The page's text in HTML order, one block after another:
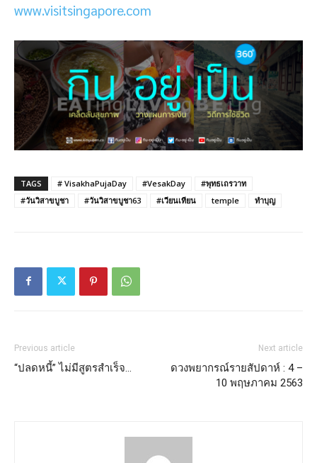
www.visitsingapore.com
TAGS # VisakhaPujaDay #VesakDay
#พุทธเถรวาท
#วันวิสาขบูชา
#วันวิสาขบูชา63 #เวียนเทียน temple ทำบุญ
Previous article
“ปลดหนี้” ไม่มีสูตรสำเร็จ…
Next article
ดวงพยากรณ์รายสัปดาห์ : 4 –
10 พฤษภาคม 2563